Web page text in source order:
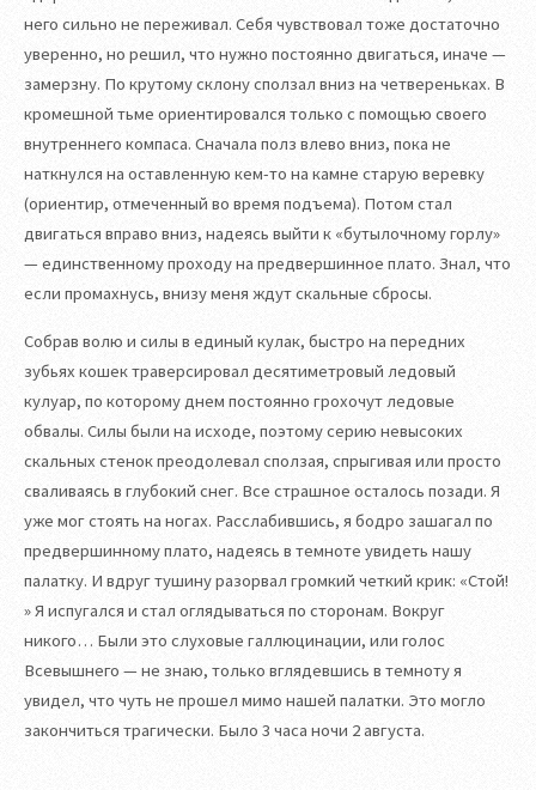
него сильно не переживал. Себя чувствовал тоже достаточно
уверенно, но решил, что нужно постоянно двигаться, иначе —
замерзну. По крутому склону сползал вниз на четвереньках. В
кромешной тьме ориентировался только с помощью своего
внутреннего компаса. Сначала полз влево вниз, пока не
наткнулся на оставленную кем-то на камне старую веревку
(ориентир, отмеченный во время подъема). Потом стал
двигаться вправо вниз, надеясь выйти к «бутылочному горлу»
— единственному проходу на предвершинное плато. Знал, что
если промахнусь, внизу меня ждут скальные сбросы.
Собрав волю и силы в единый кулак, быстро на передних
зубьях кошек траверсировал десятиметровый ледовый
кулуар, по которому днем постоянно грохочут ледовые
обвалы. Силы были на исходе, поэтому серию невысоких
скальных стенок преодолевал сползая, спрыгивая или просто
сваливаясь в глубокий снег. Все страшное осталось позади. Я
уже мог стоять на ногах. Расслабившись, я бодро зашагал по
предвершинному плато, надеясь в темноте увидеть нашу
палатку. И вдруг тушину разорвал громкий четкий крик: «Стой!
» Я испугался и стал оглядываться по сторонам. Вокруг
никого… Были это слуховые галлюцинации, или голос
Всевышнего — не знаю, только вглядевшись в темноту я
увидел, что чуть не прошел мимо нашей палатки. Это могло
закончиться трагически. Было 3 часа ночи 2 августа.